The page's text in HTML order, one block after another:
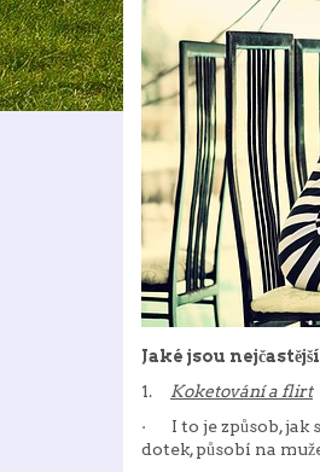
Jaké jsou
1.
Koketování a flirt
·
I to je způsob,
dotek, působí na